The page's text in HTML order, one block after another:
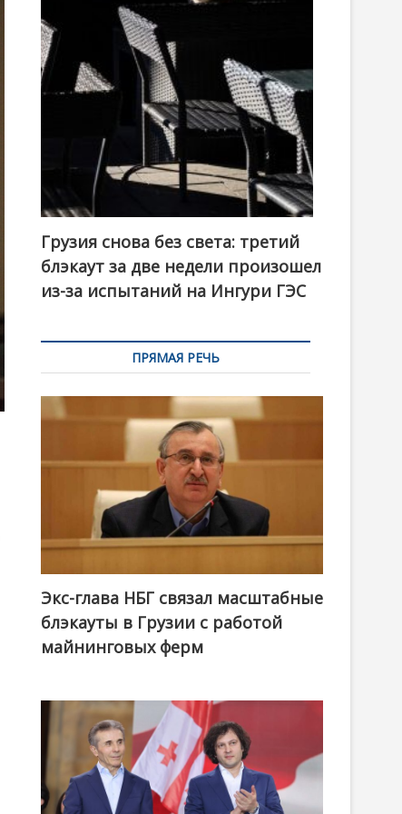
Грузия снова без света: третий
блэкаут за две недели произошел
из-за испытаний на Ингури ГЭС
ПРЯМАЯ РЕЧЬ
Экс-глава НБГ связал масштабные
блэкауты в Грузии с работой
майнинговых ферм